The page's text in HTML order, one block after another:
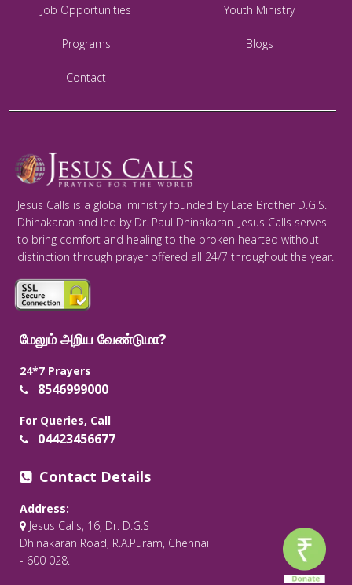
Job Opportunities Youth Ministry
Programs Blogs
Contact
Jesus Calls is a global ministry founded by Late Brother D.G.S.
Dhinakaran and led by Dr. Paul Dhinakaran. Jesus Calls serves
to bring comfort and healing to the broken hearted without
distinction through prayer offered all 24/7 throughout the year.
மேலும் அறிய வேண்டுமா?
24*7 Prayers
8546999000
For Queries, Call
04423456677
Contact Details
Address:
Jesus Calls, 16, Dr. D.G.S
Dhinakaran Road, R.A.Puram, Chennai
- 600 028.